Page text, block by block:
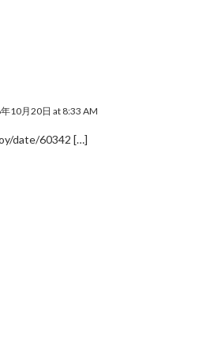
10月20日 at 8:33 AM
date/60342 […]